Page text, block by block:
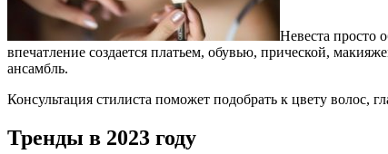
Невеста просто
впечатление создается платьем, обувью, прической,
ансамбль.
Консультация стилиста поможет подобрать к цвету
Тренды в 2023 году